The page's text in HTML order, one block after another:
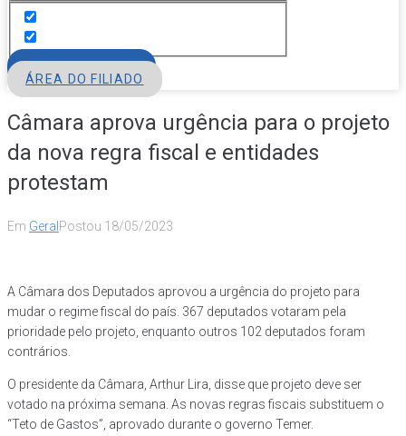
ÁREA DO FILIADO
Câmara aprova urgência para o projeto
da nova regra fiscal e entidades
protestam
Em Geral Postou 18/05/2023
A Câmara dos Deputados aprovou a urgência do projeto para
mudar o regime fiscal do país. 367 deputados votaram pela
prioridade pelo projeto, enquanto outros 102 deputados foram
contrários.
O presidente da Câmara, Arthur Lira, disse que projeto deve ser
votado na próxima semana. As novas regras fiscais substituem o
“Teto de Gastos”, aprovado durante o governo Temer.